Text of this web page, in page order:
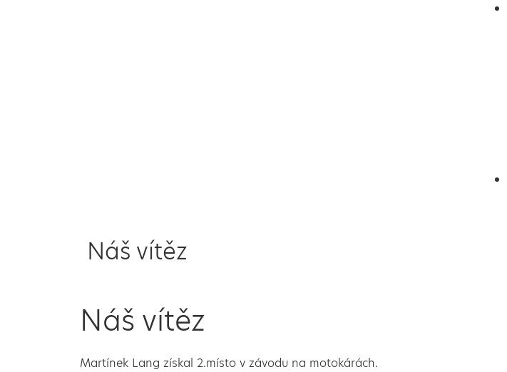
Náš vítěz
Náš vítěz
Martínek Lang získal 2.místo v závodu na motokárách.